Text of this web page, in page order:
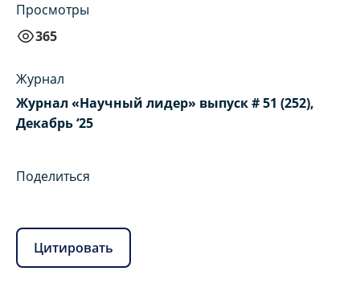
Просмотры
365
Журнал
Журнал «Научный лидер» выпуск # 51 (252),
Декабрь ‘25
Поделиться
Цитировать